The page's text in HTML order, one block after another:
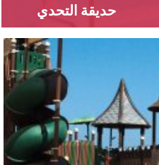
حديقة التحدي